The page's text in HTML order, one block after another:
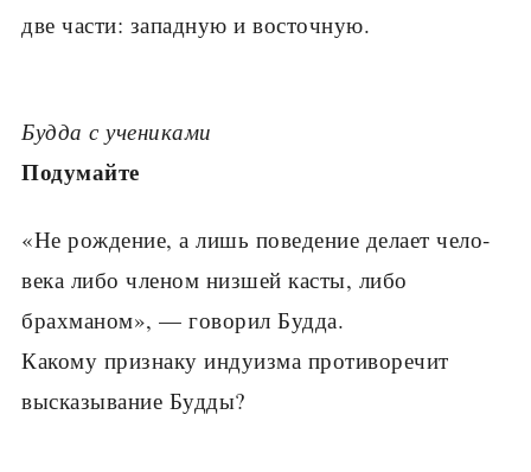
две части: западную и восточную.
Будда с учениками
Подумайте
«Не рождение, а лишь поведение делает чело­
века либо членом низшей касты, либо
брахманом», — говорил Будда.
Какому признаку инду­изма противоречит
выска­зывание Будды?